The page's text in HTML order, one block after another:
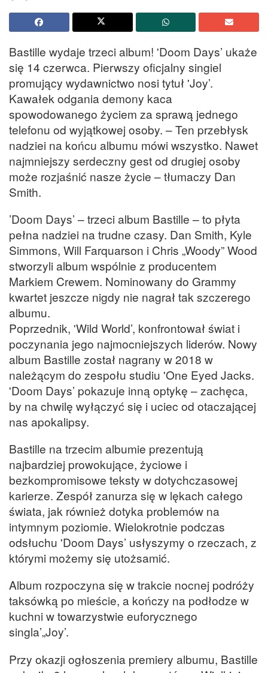
Bastille wydaje trzeci album! 'Doom Days’ ukaże
się 14 czerwca. Pierwszy oficjalny singiel
promujący wydawnictwo nosi tytuł 'Joy’.
Kawałek odgania demony kaca
spowodowanego życiem za sprawą jednego
telefonu od wyjątkowej osoby. – Ten przebłysk
nadziei na końcu albumu mówi wszystko. Nawet
najmniejszy serdeczny gest od drugiej osoby
może rozjaśnić nasze życie – tłumaczy Dan
Smith.
’Doom Days’ – trzeci album Bastille – to płyta
pełna nadziei na trudne czasy. Dan Smith, Kyle
Simmons, Will Farquarson i Chris „Woody” Wood
stworzyli album wspólnie z producentem
Markiem Crewem. Nominowany do Grammy
kwartet jeszcze nigdy nie nagrał tak szczerego
albumu.
Poprzednik, 'Wild World’, konfrontował świat i
poczynania jego najmocniejszych liderów. Nowy
album Bastille został nagrany w 2018 w
należącym do zespołu studiu 'One Eyed Jacks.
'Doom Days’ pokazuje inną optykę – zachęca,
by na chwilę wyłączyć się i uciec od otaczającej
nas apokalipsy.
Bastille na trzecim albumie prezentują
najbardziej prowokujące, życiowe i
bezkompromisowe teksty w dotychczasowej
karierze. Zespół zanurza się w lękach całego
świata, jak również dotyka problemów na
intymnym poziomie. Wielokrotnie podczas
odsłuchu 'Doom Days’ usłyszymy o rzeczach, z
którymi możemy się utożsamić.
Album rozpoczyna się w trakcie nocnej podróży
taksówką po mieście, a kończy na podłodze w
kuchni w towarzystwie euforycznego
singla’„Joy’.
Przy okazji ogłoszenia premiery albumu, Bastille